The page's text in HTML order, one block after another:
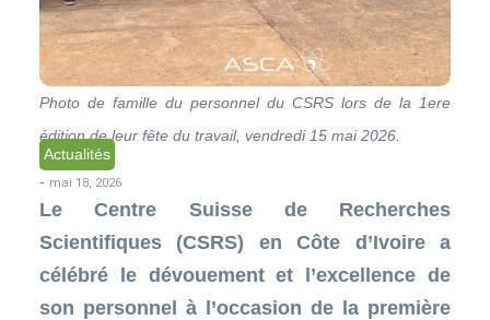
Photo de famille du personnel du CSRS lors de la 1ere
édition de leur fête du travail, vendredi 15 mai 2026.
Actualités
- mai 18, 2026
Le Centre Suisse de Recherches
Scientifiques (CSRS) en Côte d’Ivoire a
célébré le dévouement et l’excellence de
son personnel à l’occasion de la première